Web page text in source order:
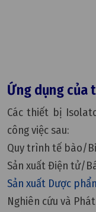
Ứng dụng của
Các thiết bị
công việc sau:
Quy trình tế bào/
Sản xuất Điện tử/
Sản xuất Dược
Nghiên cứu và